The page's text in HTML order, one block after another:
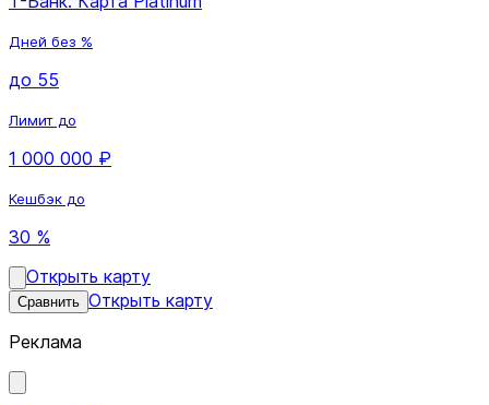
Дней без %
до 55
Лимит до
1 000 000 ₽
Кешбэк до
30 %
Открыть карту
Сравнить Открыть карту
Реклама